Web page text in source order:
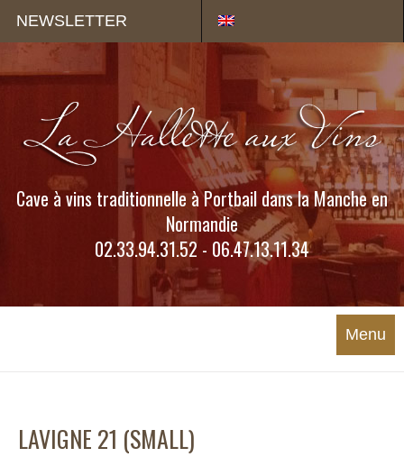
NEWSLETTER
Cave à vins traditionnelle à Portbail dans la Manche en
Normandie
02.33.94.31.52 - 06.47.13.11.34
Menu
LAVIGNE 21 (SMALL)
Panneau de gestion des cookies